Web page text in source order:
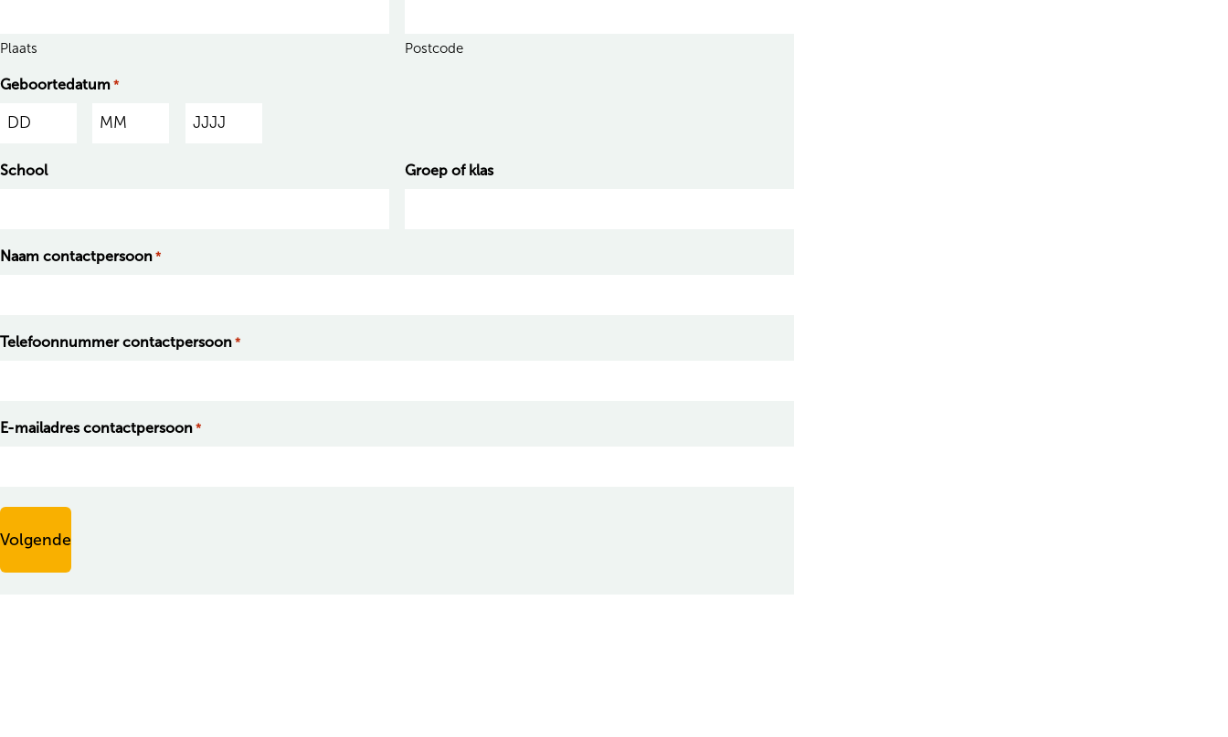
Plaats Postcode
Geboortedatum *
g
School Groep of klas
Naam contactpersoon *
Telefoonnummer contactpersoon *
E-mailadres contactpersoon *